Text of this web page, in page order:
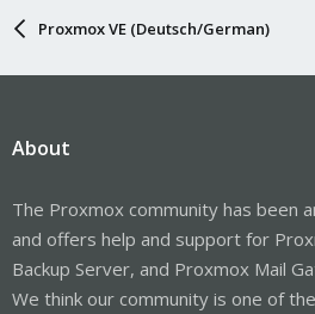
Proxmox VE (Deutsch/German)
About
The Proxmox community has been
and offers help and support for
Backup Server, and Proxmox Mail
We think our community is one of